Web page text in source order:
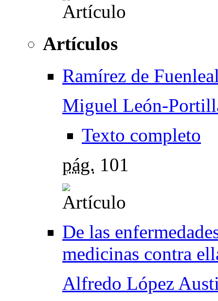
Artículos
Ramírez de
Miguel León-
Texto completo
pág. 101
De las
medicinas contra
Alfredo López